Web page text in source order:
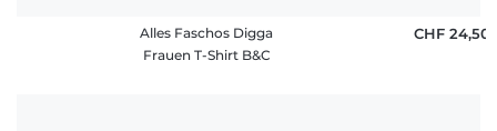
Alles Faschos Digga
Frauen T-Shirt B&C
CHF 24,50